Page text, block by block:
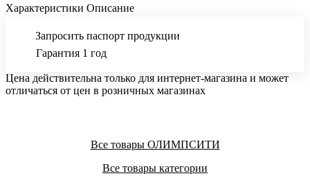
Характеристики Описание
Запросить паспорт продукции
Гарантия 1 год
Цена действительна только для интернет-магазина и может
отличаться от цен в розничных магазинах
Все товары ОЛИМПСИТИ
Все товары категории